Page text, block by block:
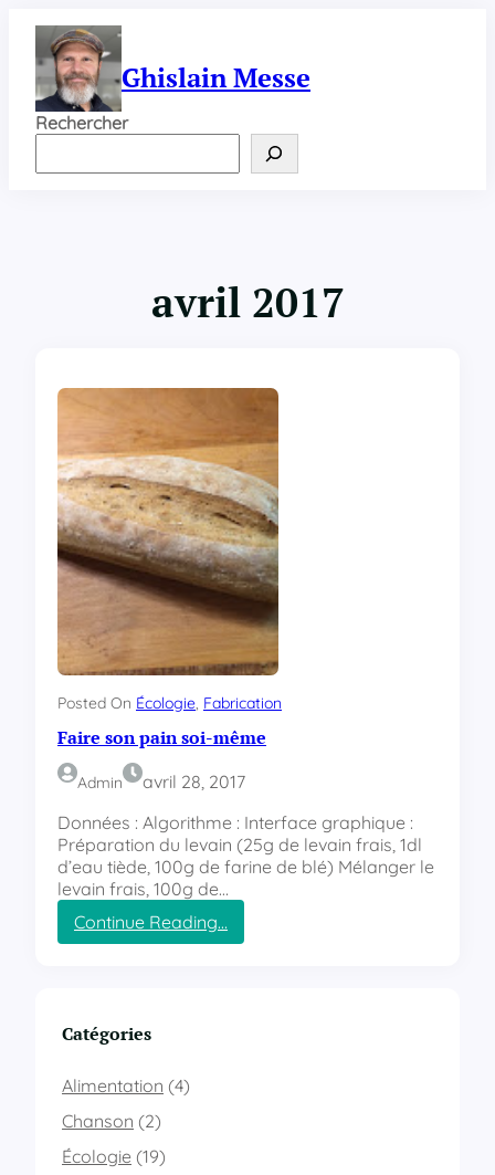
contenu
Ghislain Messe
Rechercher
avril 2017
Posted On Écologie, Fabrication
Faire son pain soi-même
Admin
avril 28, 2017
Données : Algorithme : Interface graphique :
Préparation du levain (25g de levain frais, 1dl
d’eau tiède, 100g de farine de blé) Mélanger le
levain frais, 100g de…
Continue Reading…
:
Catégories
Alimentation (4)
Chanson (2)
Écologie (19)